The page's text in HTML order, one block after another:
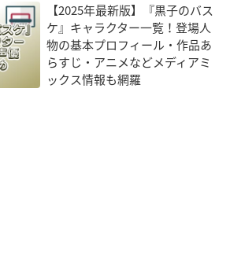
【2025年最新版】『黒子のバス
ケ』キャラクター一覧！登場人
物の基本プロフィール・作品あ
らすじ・アニメなどメディアミ
ックス情報も網羅